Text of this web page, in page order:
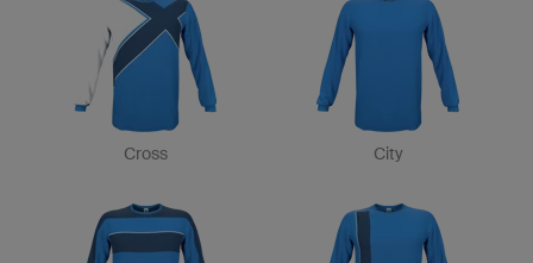
Cross City